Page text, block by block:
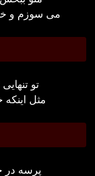
می سوزم و
تو
مثل
پرسه در